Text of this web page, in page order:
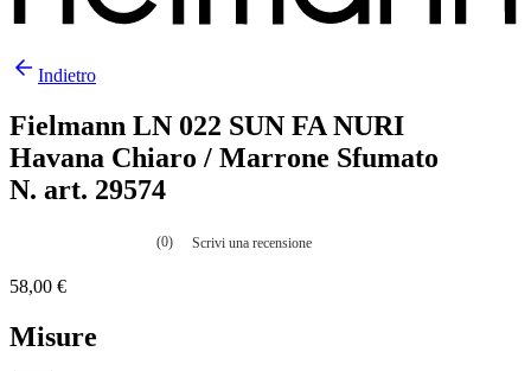
Indietro
Fielmann LN 022 SUN FA NURI
Havana Chiaro / Marrone Sfumato
N. art. 29574
La
media
è
(0) Scrivi una recensione
58,00 €
Misure